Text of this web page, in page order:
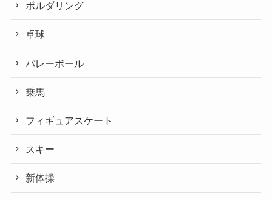
ボルダリング
卓球
バレーボール
乗馬
フィギュアスケート
スキー
新体操